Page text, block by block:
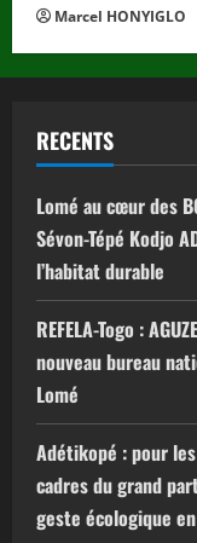
Marcel HONYIGLO
RECENTS
Lomé au cœur des
Sévon-Tépé Kodjo
l’habitat durable
REFELA-Togo :
nouveau bureau
Lomé
Adétikopé : pour
cadres du grand
geste écologique